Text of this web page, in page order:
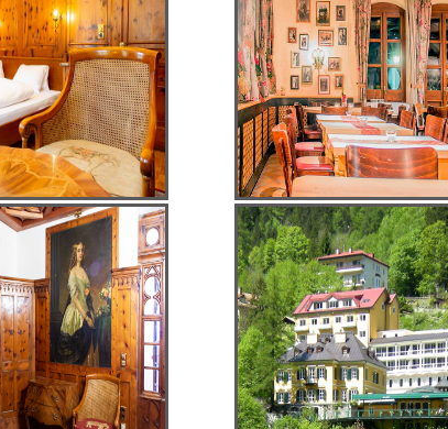
im
Kaiserzimmer
Doppelzimmer
Kaiserzeit
Suiten
Kaiserliche Sissy Suite
oder neue Junior
Suiten